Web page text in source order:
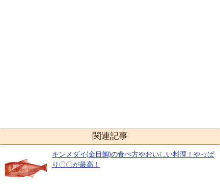
関連記事
キンメダイ(金目鯛)の食べ方やおいしい料理！やっぱ
り〇〇が最高！